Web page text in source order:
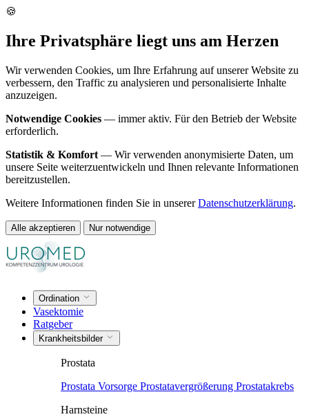
🍪
Ihre Privatsphäre liegt uns am Herzen
Wir verwenden Cookies, um Ihre Erfahrung auf unserer Website zu
verbessern, den Traffic zu analysieren und personalisierte Inhalte
anzuzeigen.
Notwendige Cookies — immer aktiv. Für den Betrieb der Website
erforderlich.
Statistik & Komfort — Wir verwenden anonymisierte Daten, um
unsere Seite weiterzuentwickeln und Ihnen relevante Informationen
bereitzustellen.
Weitere Informationen finden Sie in unsererDatenschutzerklärung.
Alle akzeptieren Nur notwendige
Ordination
Vasektomie
Ratgeber
Krankheitsbilder
Prostata
Prostata Vorsorge Prostatavergrößerung Prostatakrebs
Harnsteine